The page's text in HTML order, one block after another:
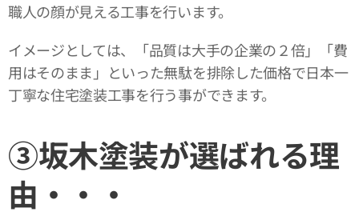
職人の顔が見える工事を行います。
イメージとしては、「品質は大手の企業の２倍」「費
用はそのまま」といった無駄を排除した価格で日本一
丁寧な住宅塗装工事を行う事ができます。
③坂木塗装が選ばれる理
由・・・